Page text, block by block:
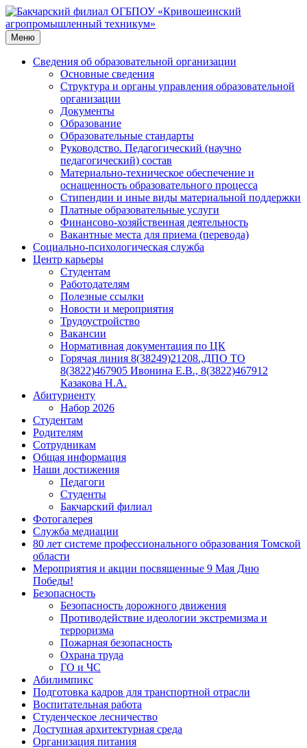
Перейти
к
содержимому
Меню
Сведения об образовательной организации
Основные сведения
Структура и органы управления образовательной
организации
Документы
Образование
Образовательные стандарты
Руководство. Педагогический (научно
педагогический) состав
Материально-техническое обеспечение и
оснащенность образовательного процесса
Стипендии и иные виды материальной поддержки
Платные образовательные услуги
Финансово-хозяйственная деятельность
Вакантные места для приема (перевода)
Социально-психологическая служба
Центр карьеры
Студентам
Работодателям
Полезные ссылки
Новости и мероприятия
Трудоустройство
Вакансии
Нормативная документация по ЦК
Горячая линия 8(38249)21208.,ДПО ТО
8(3822)467905 Ивонина Е.В., 8(3822)467912
Казакова Н.А.
Абитуриенту
Набор 2026
Студентам
Родителям
Сотрудникам
Общая информация
Наши достижения
Педагоги
Студенты
Бакчарский филиал
Фотогалерея
Служба медиации
80 лет системе профессионального образования Томской
области
Мероприятия и акции посвященные 9 Мая Дню
Победы!
Безопасность
Безопасность дорожного движения
Противодействие идеологии экстремизма и
терроризма
Пожарная безопасность
Охрана труда
ГО и ЧС
Абилимпикс
Подготовка кадров для транспортной отрасли
Воспитательная работа
Студенческое лесничество
Доступная архитектурная среда
Организация питания